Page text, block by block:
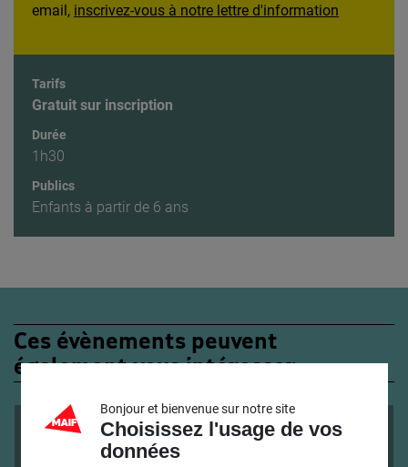
email, inscrivez-vous à notre lettre d'information
Tarifs
Gratuit sur inscription
Durée
1h30
Publics
Enfants à partir de 6 ans
Ces évènements peuvent
également vous intéresser
Fabrique ta voiture solaire.
du21/12 2020au22/12/2020
ATELIER ENFANTS
Bonjour et bienvenue sur notre site
Choisissez l'usage de vos
données